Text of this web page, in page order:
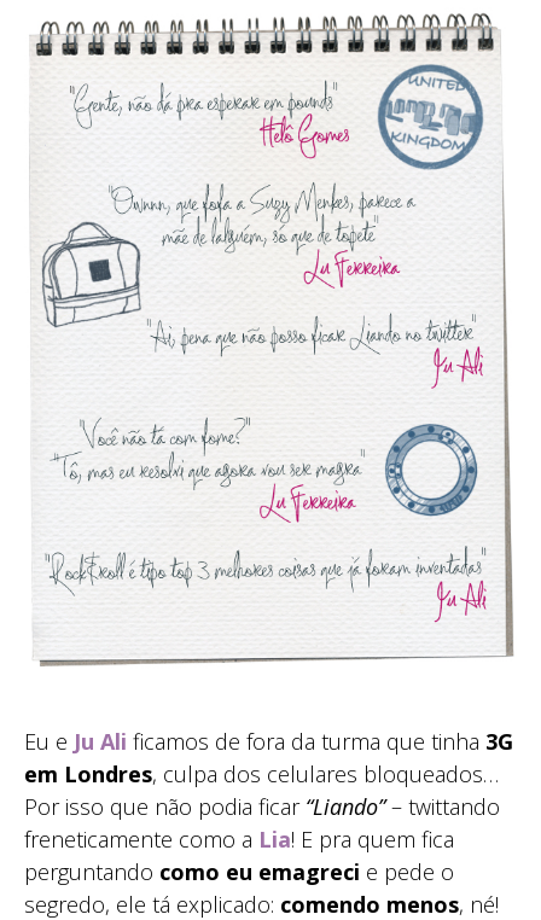
Eu e Ju Ali ficamos de fora da turma que tinha 3G
em Londres, culpa dos celulares bloqueados…
Por isso que não podia ficar “Liando”– twittando
freneticamente como a Lia! E pra quem fica
perguntando como eu emagreci e pede o
segredo, ele tá explicado: comendo menos, né!